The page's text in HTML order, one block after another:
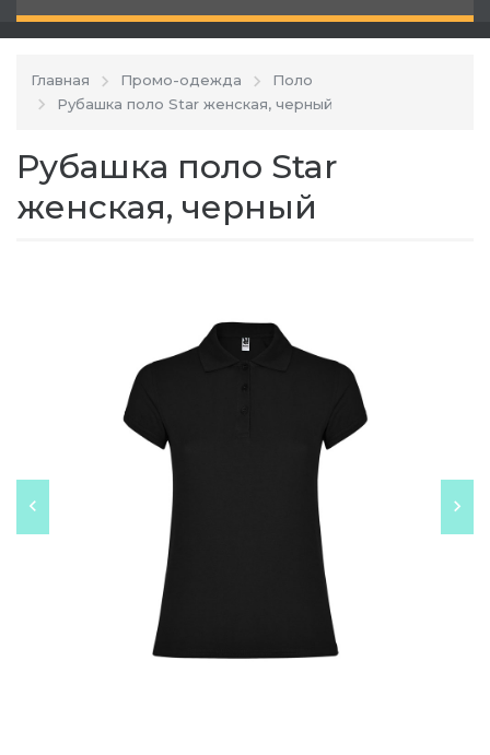
Главная Промо-одежда
Поло
Рубашка поло Star женская, черный
Рубашка поло Star
женская, черный